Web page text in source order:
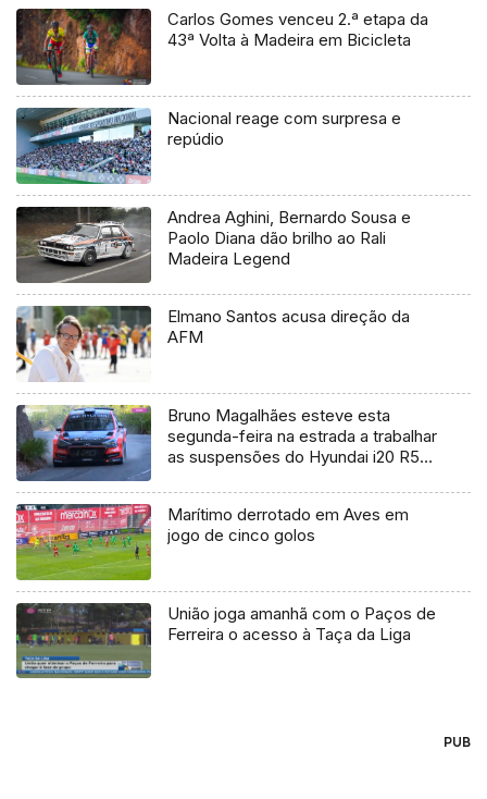
Carlos Gomes venceu 2.ª etapa da
43ª Volta à Madeira em Bicicleta
Nacional reage com surpresa e
repúdio
Andrea Aghini, Bernardo Sousa e
Paolo Diana dão brilho ao Rali
Madeira Legend
Elmano Santos acusa direção da
AFM
Bruno Magalhães esteve esta
segunda-feira na estrada a trabalhar
as suspensões do Hyundai i20 R5
Marítimo derrotado em Aves em
jogo de cinco golos
União joga amanhã com o Paços de
Ferreira o acesso à Taça da Liga
PUB